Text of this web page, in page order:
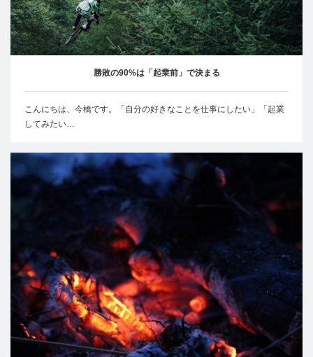
勝敗の90%は「起業前」で決まる
こんにちは、今橋です。「自分の好きなことを仕事にしたい」「起業
してみたい…